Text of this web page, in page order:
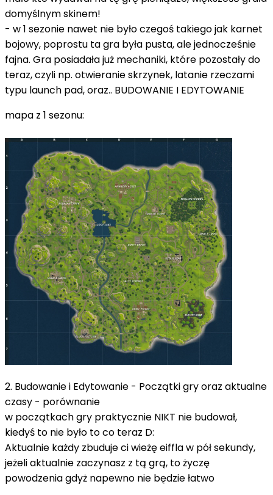
domyślnym skinem!
- w 1 sezonie nawet nie było czegoś takiego jak karnet
bojowy, poprostu ta gra była pusta, ale jednocześnie
fajna. Gra posiadała już mechaniki, które pozostały do
teraz, czyli np. otwieranie skrzynek, latanie rzeczami
typu launch pad, oraz.. BUDOWANIE I EDYTOWANIE
mapa z 1 sezonu:
2. Budowanie i Edytowanie - Początki gry oraz aktualne
czasy - porównanie
w początkach gry praktycznie NIKT nie budował,
kiedyś to nie było to co teraz D:
Aktualnie każdy zbuduje ci wieżę eiffla w pół sekundy,
jeżeli aktualnie zaczynasz z tą grą, to życzę
powodzenia gdyż napewno nie będzie łatwo